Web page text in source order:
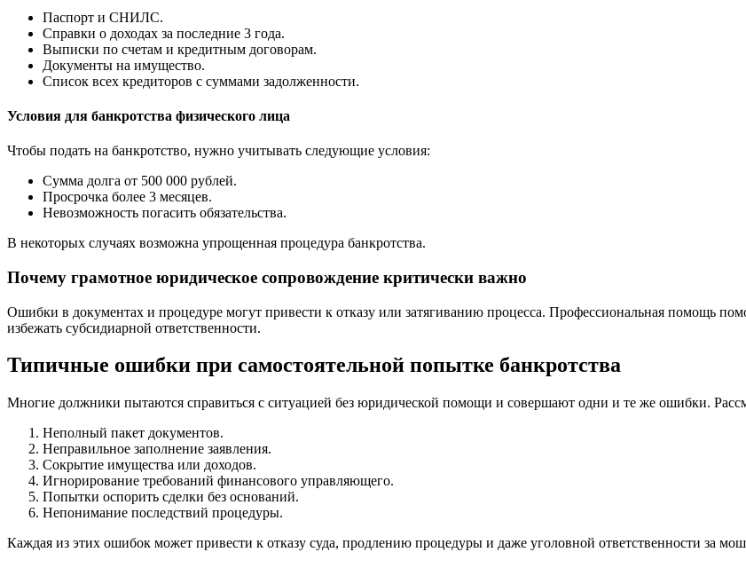
Паспорт и СНИЛС.
Справки о доходах за последние 3 года.
Выписки по счетам и кредитным договорам.
Документы на имущество.
Список всех кредиторов с суммами задолженности.
Условия для банкротства физического лица
Чтобы подать на банкротство, нужно учитывать следующие условия:
Сумма долга от 500 000 рублей.
Просрочка более 3 месяцев.
Невозможность погасить обязательства.
В некоторых случаях возможна упрощенная процедура банкротства.
Почему грамотное юридическое сопровождение критически важно
Ошибки в документах и процедуре могут привести к отказу или затягиванию процесса. Профессиональная помощь
избежать субсидиарной ответственности.
Типичные ошибки при самостоятельной попытке банкротства
Многие должники пытаются справиться с ситуацией без юридической помощи и совершают одни и те же ошибки.
Неполный пакет документов.
Неправильное заполнение заявления.
Сокрытие имущества или доходов.
Игнорирование требований финансового управляющего.
Попытки оспорить сделки без оснований.
Непонимание последствий процедуры.
Каждая из этих ошибок может привести к отказу суда, продлению процедуры и даже уголовной ответственности за